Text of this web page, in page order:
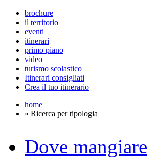
brochure
il territorio
eventi
itinerari
primo piano
video
turismo scolastico
Itinerari consigliati
Crea il tuo itinerario
home
» Ricerca per tipologia
Dove mangiare